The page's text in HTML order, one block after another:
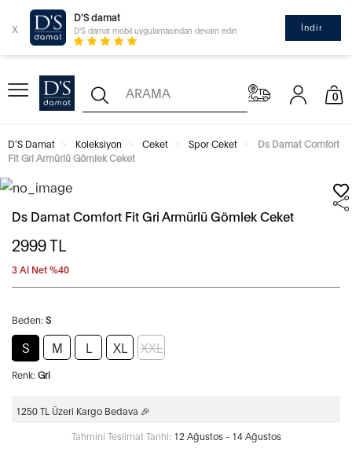
x
D'S damat
D'S damat mobil uygulamasından devam edin İndir
0
D'S Damat Koleksiyon Ceket Spor Ceket
Ds Damat Comfort
Fit Gri Armürlü Gömlek Ceket
Ds Damat Comfort Fit Gri Armürlü Gömlek Ceket
2999TL
3 Al Net %40
Beden: S
S M L XL XXL
Renk: Gri
1250 TL Üzeri Kargo Bedava 🎉
Tahmini Teslimat Tarihi: 12 Ağustos - 14 Ağustos